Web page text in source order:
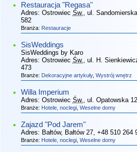
Restauracja "Regasa"
Adres: Ostrowiec Św. , ul.
582
Branża: Restauracje
SisWeddings
SisWeddings by Karo
Adres: Ostrowiec Św. , ul. H.
473
Branże: Dekoracyjne artykuły, Wystrój wnętrz
Willa Imperium
Adres: Ostrowiec Św. , ul. Opatowska
Branże: Hotele, noclegi, Weselne domy
Zajazd "Pod Jarem"
Adres: Bałtów, Bałtów 27, +48 510 264
Branże: Hotele, noclegi, Weselne domy